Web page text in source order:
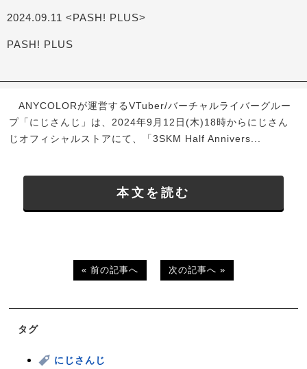
2024.09.11 <PASH! PLUS>
PASH! PLUS
ANYCOLORが運営するVTuber/バーチャルライバーグルー
プ「にじさんじ」は、2024年9月12日(木)18時からにじさん
じオフィシャルストアにて、「3SKM Half Annivers...
本文を読む
« 前の記事へ 次の記事へ »
タグ
にじさんじ